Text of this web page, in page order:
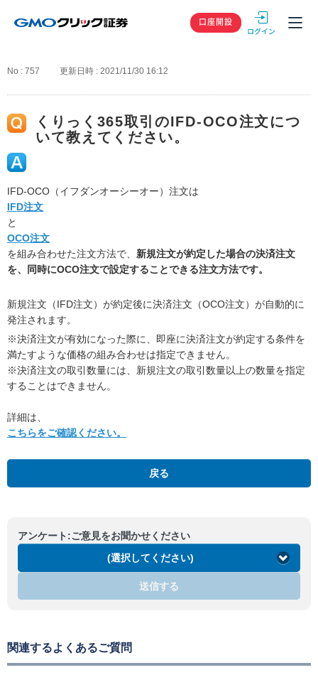
GMOクリック
口座開設
No : 757 更新日時 : 2021/11/30 16:12
くりっく365取引のIFD-OCO注文につ
いて教えてください。
IFD-OCO（イフダンオーシーオー）注文は
IFD注文
と
OCO注文
を組み合わせた注文方法で、 新規注文が約定した場合の決済注文
を、同時にOCO注文で設定することできる注文方法です。
新規注文（IFD注文）が約定後に決済注文（OCO注文）が自動的に
発注されます。
※決済注文が有効になった際に、即座に決済注文が約定する条件を
満たすような価格の組み合わせは指定できません。
※決済注文の取引数量には、新規注文の取引数量以上の数量を指定
することはできません。
詳細は、
こちらをご確認ください。
戻る
アンケート:ご意見をお聞かせください
(選択してください)
送信する
関連するよくあるご質問